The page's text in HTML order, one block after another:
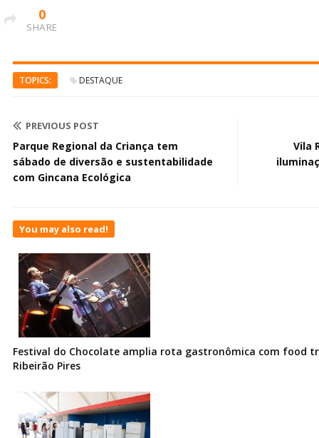
0
SHARE
TOPICS: DESTAQUE
PREVIOUS POST
Parque Regional da Criança tem
sábado de diversão e sustentabilidade
com Gincana Ecológica
Vila
You may also read!
Festival do Chocolate amplia rota gastronômica com food
Ribeirão Pires